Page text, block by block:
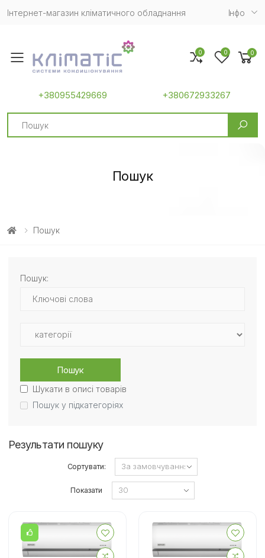
Інтернет-магазин кліматичного обладнання Iнфо
Toggle mobile menu
+380955429669 +380672933267
Search
0 0 0
Пошук
Пошук
Пошук:
Пошук
Шукати в описі товарів
Пошук у підкатегоріях
Результати пошуку
Сортувати:
Показати